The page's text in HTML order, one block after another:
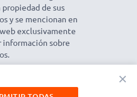
de sus
y se mencionan en
exclusivamente
información sobre
×